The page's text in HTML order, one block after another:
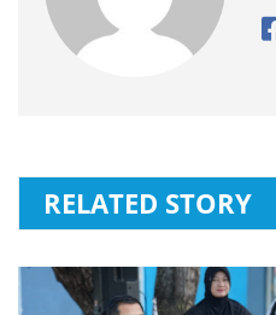
RELATED STORY